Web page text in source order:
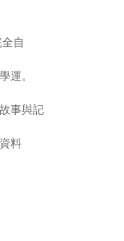
自
運。
事與記
料